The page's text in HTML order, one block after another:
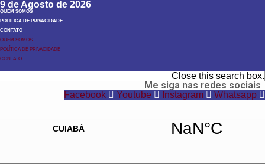
9 de Agosto de 2026
QUEM SOMOS
POLÍTICA DE PRIVACIDADE
CONTATO
QUEM SOMOS
POLÍTICA DE PRIVACIDADE
CONTATO
Close this search box.
Me siga nas redes sociais
Facebook Youtube Instagram Whatsapp